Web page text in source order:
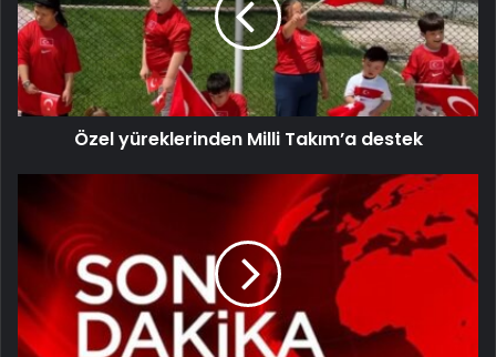
Özel yüreklerinden Milli Takım’a destek